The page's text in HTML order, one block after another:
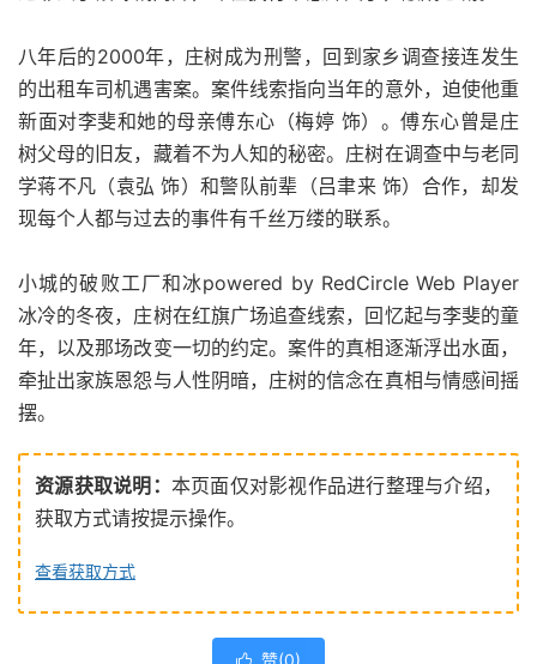
八年后的2000年，庄树成为刑警，回到家乡调查接连发生
的出租车司机遇害案。案件线索指向当年的意外，迫使他重
新面对李斐和她的母亲傅东心（梅婷 饰）。傅东心曾是庄
树父母的旧友，藏着不为人知的秘密。庄树在调查中与老同
学蒋不凡（袁弘 饰）和警队前辈（吕聿来 饰）合作，却发
现每个人都与过去的事件有千丝万缕的联系。
小城的破败工厂和冰powered by RedCircle Web Player
冰冷的冬夜，庄树在红旗广场追查线索，回忆起与李斐的童
年，以及那场改变一切的约定。案件的真相逐渐浮出水面，
牵扯出家族恩怨与人性阴暗，庄树的信念在真相与情感间摇
摆。
资源获取说明： 本页面仅对影视作品进行整理与介绍，
获取方式请按提示操作。
查看获取方式